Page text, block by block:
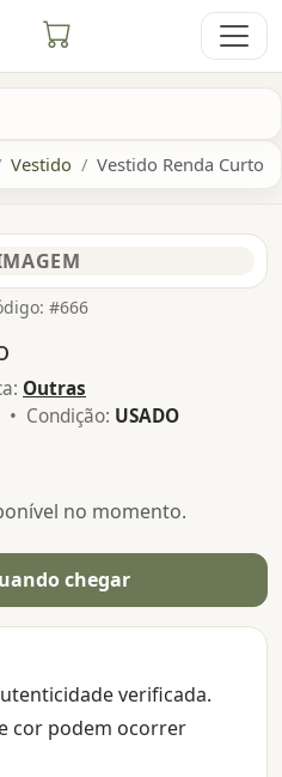
Vestido Vestido Renda Curto
#666
Outras
• Condição: USADO
no momento.
chegar
verificada.
cor podem ocorrer